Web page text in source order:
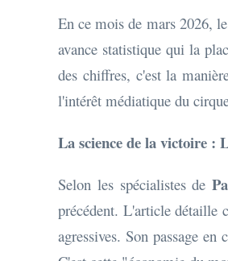
En ce mois de mars 2026,
avance statistique qui la
des chiffres, c'est la
l'intérêt médiatique du
La science de la victoire :
Selon les spécialistes de
précédent. L'article détaille
agressives. Son passage